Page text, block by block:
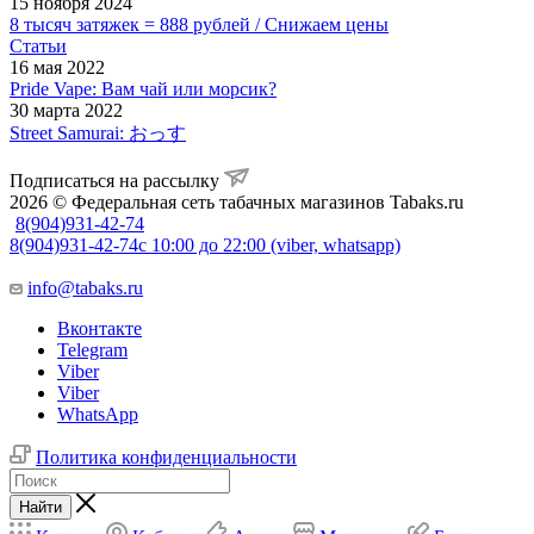
8 тысяч затяжек = 888 рублей / Снижаем цены
Статьи
16 мая 2022
Pride Vape: Вам чай или морсик?
30 марта 2022
Street Samurai: おっす
Подписаться на рассылку
2026 © Федеральная сеть табачных магазинов Tabaks.ru
8(904)931-42-74
8(904)931-42-74с 10:00 до 22:00 (viber, whatsapp)
info@tabaks.ru
Вконтакте
Telegram
Viber
Viber
WhatsApp
Политика конфиденциальности
Найти